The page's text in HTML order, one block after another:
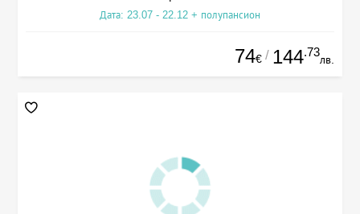
Дата: 23.07 - 22.12 + полупансион
74€ / 144.73
лв.